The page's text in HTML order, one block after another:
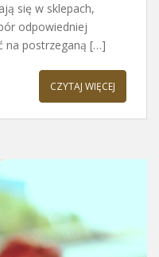
się w sklepach,
odpowiedniej
na postrzeganą […]
CZYTAJ WIĘCEJ